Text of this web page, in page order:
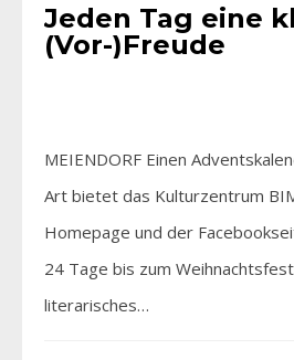
Jeden Tag eine
(Vor-)Freude
MEIENDORF Einen
Art bietet das Kulturzentrum
Homepage und der
24 Tage bis zum
literarisches…